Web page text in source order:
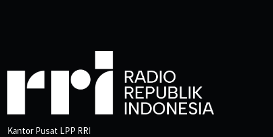
Kantor Pusat LPP RRI